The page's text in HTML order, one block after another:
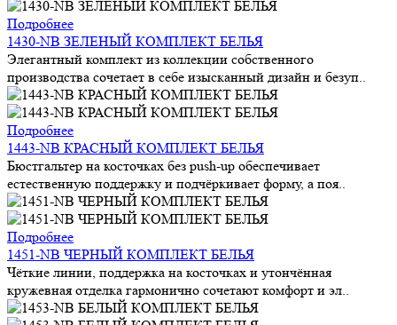
Подробнее
1430-NB ЗЕЛЕНЫЙ КОМПЛЕКТ БЕЛЬЯ
Элегантный комплект из коллекции собственного
производства сочетает в себе изысканный дизайн и безуп..
Подробнее
1443-NB КРАСНЫЙ КОМПЛЕКТ БЕЛЬЯ
Бюстгальтер на косточках без push-up обеспечивает
естественную поддержку и подчёркивает форму, а поя..
Подробнее
1451-NB ЧЕРНЫЙ КОМПЛЕКТ БЕЛЬЯ
Чёткие линии, поддержка на косточках и утончённая
кружевная отделка гармонично сочетают комфорт и эл..